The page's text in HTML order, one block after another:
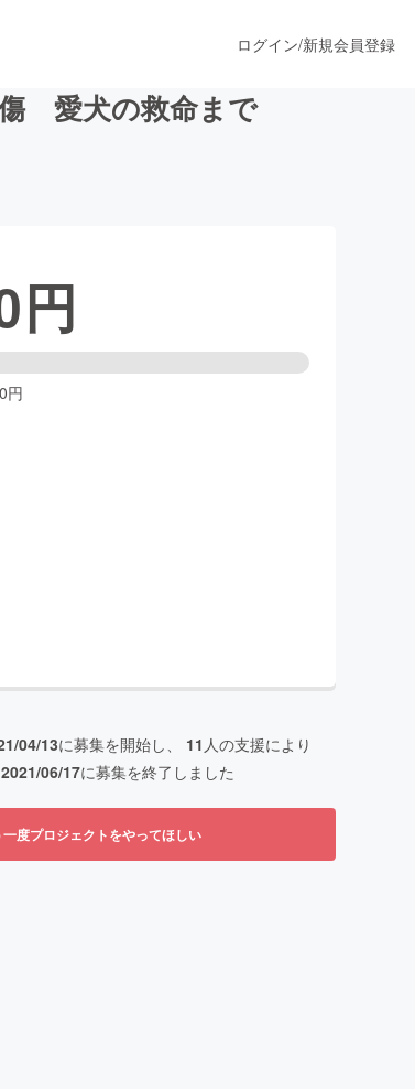
ファッション
ログイン/新規会員登録
愛犬の救命まで
円
円
04/13に募集を開始し、 11 人の支援により
2021/06/17に募集を終了しました
一度プロジェクトをやってほしい